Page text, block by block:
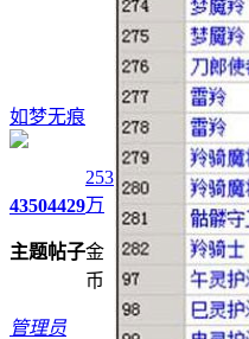
如梦无痕
4350
主题
4429
帖子
253
万
金
币
管理员